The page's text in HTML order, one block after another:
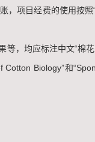
项目经费的使用按照
均应标注中文“棉花
Biology”和